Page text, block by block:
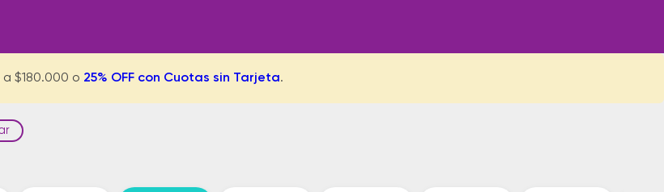
$180.000 o 25% OFF con Cuotas sin Tarjeta.